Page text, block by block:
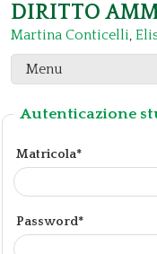
DIRITTO
Martina Conticelli,
Menu
Autenticazione
Matricola*
Password*